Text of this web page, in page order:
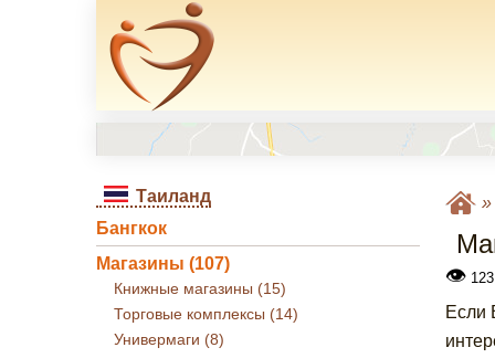
Таиланд
Бангкок
Магазины (107)
Книжные магазины (15)
Торговые комплексы (14)
Универмаги (8)
»
👁
Если